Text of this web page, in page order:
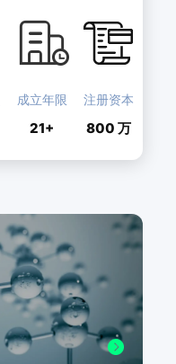
成立年限
21+
注册资本
800 万